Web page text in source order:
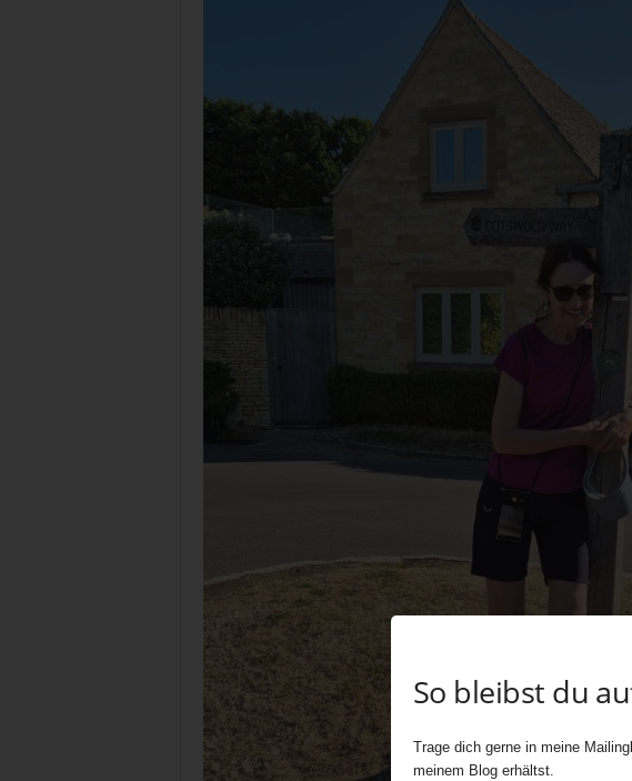
So bleibst du
Trage dich gerne in meine
meinem Blog erhältst.